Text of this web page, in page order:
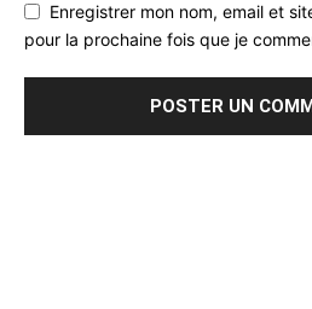
Enregistrer mon nom, email et
pour la prochaine fois que je